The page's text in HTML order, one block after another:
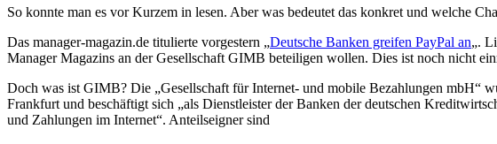
So konnte man es vor Kurzem in lesen. Aber was bedeutet das konkret und welche
Das manager-magazin.de titulierte vorgestern „Deutsche Banken greifen PayPal an„.
Manager Magazins an der Gesellschaft GIMB beteiligen wollen. Dies ist noch nicht
Doch was ist GIMB? Die „Gesellschaft für Internet- und mobile Bezahlungen mbH“
Frankfurt und beschäftigt sich „als Dienstleister der Banken der deutschen
und Zahlungen im Internet“. Anteilseigner sind